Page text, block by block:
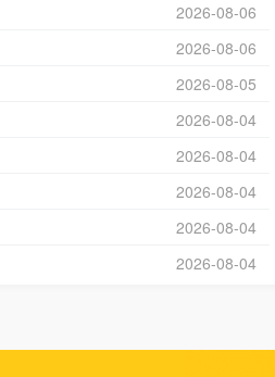
2026-08-06
2026-08-06
2026-08-05
2026-08-04
2026-08-04
2026-08-04
2026-08-04
2026-08-04